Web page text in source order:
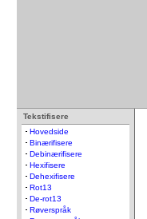
Tekstifisere
Hovedside
Binærifisere
Debinærifisere
Hexifisere
Dehexifisere
Rot13
De-rot13
Røverspråk